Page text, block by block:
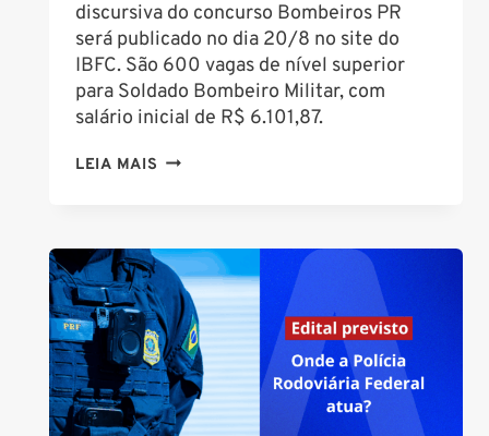
discursiva do concurso Bombeiros PR
será publicado no dia 20/8 no site do
IBFC. São 600 vagas de nível superior
para Soldado Bombeiro Militar, com
salário inicial de R$ 6.101,87.
LEIA MAIS CONCURSO
DA
PROVA
DISCURSIVA
SAI
NESTA
QUARTA
(20/8)